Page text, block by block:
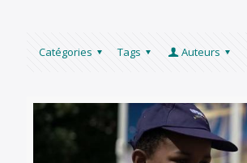
Catégories Tags Auteurs